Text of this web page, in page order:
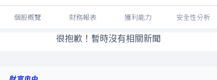
個股概覽 財務報表 獲利能力 安全性分析
很抱歉！暫時沒有相關新聞